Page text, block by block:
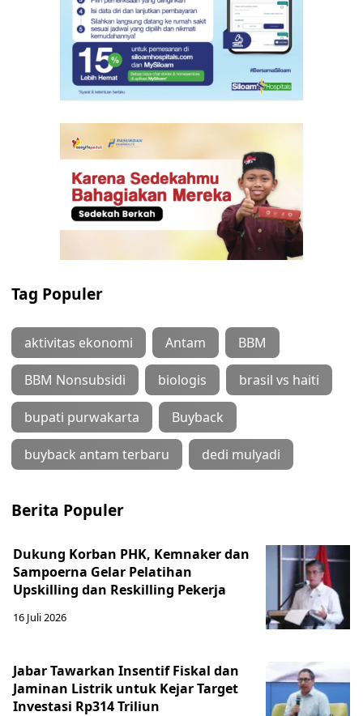
Tag Populer
aktivitas ekonomi Antam BBM
BBM Nonsubsidi biologis brasil vs haiti
bupati purwakarta Buyback
buyback antam terbaru dedi mulyadi
Berita Populer
Dukung Korban PHK, Kemnaker dan
Sampoerna Gelar Pelatihan
Upskilling dan Reskilling Pekerja
16 Juli 2026
Jabar Tawarkan Insentif Fiskal dan
Jaminan Listrik untuk Kejar Target
Investasi Rp314 Triliun